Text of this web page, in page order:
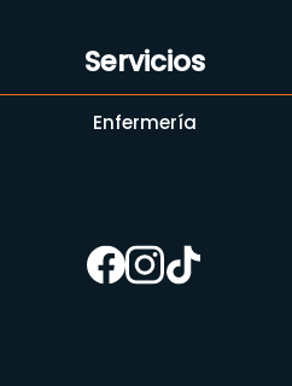
Servicios
Enfermería